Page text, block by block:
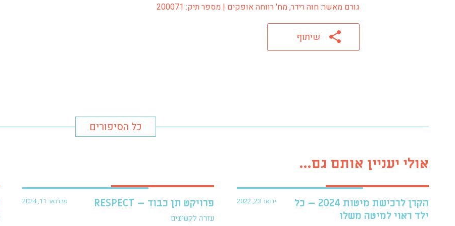
גורם מאשר: חוה רידר, מח' רווחה אופקים | מספר תיק: 200071
שיתוף
כל הסיפורים
אולי יעניין אותם גם...
ינואר 23, 2022
הקרן לרכישת מיטות 2024 – כל
ילד ראוי למיטה משלו
פברואר 11, 2024 פרויקט תן כבוד – RESPECT
עזרה לקשישים